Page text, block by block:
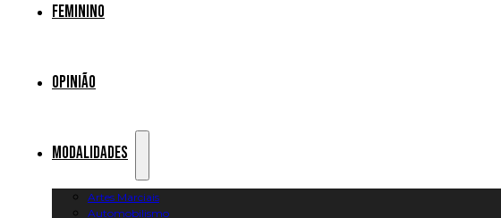
Feminino
Opinião
Modalidades
Artes Marciais
Automobilismo